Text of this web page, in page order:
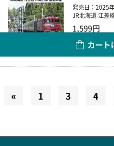
発売日：2025
JR北海道 江差
1,599円
カート
« 1 3 4